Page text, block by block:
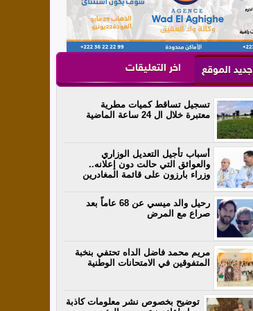
جديد الموقع اخر التعليقات
تسجيل تساقط كميات مطرية
معتبرة خلال ال 24 ساعة الماضية
أسباب تأجيل التعديل الوزاري
والعوائق التي حالت دون إعلانه..
وزراء بارزون على قائمة المغادرين
رحيل والد ميسي عن 68 عاماً بعد
صراع مع المرض
مريم محمد فاضل الداه تحتفي بنخبة
المتفوقين في الامتحانات الوطنية
توضيح بخصوص نشر معلومات كاذبة